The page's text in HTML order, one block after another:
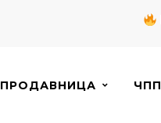
ПРОДАВНИЦА ЧПП